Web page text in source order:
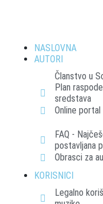
NASLOVNA
AUTORI
Članstvo u
Plan
sredstava
Online portal
FAQ -
postavljana
Obrasci za
KORISNICI
Legalno